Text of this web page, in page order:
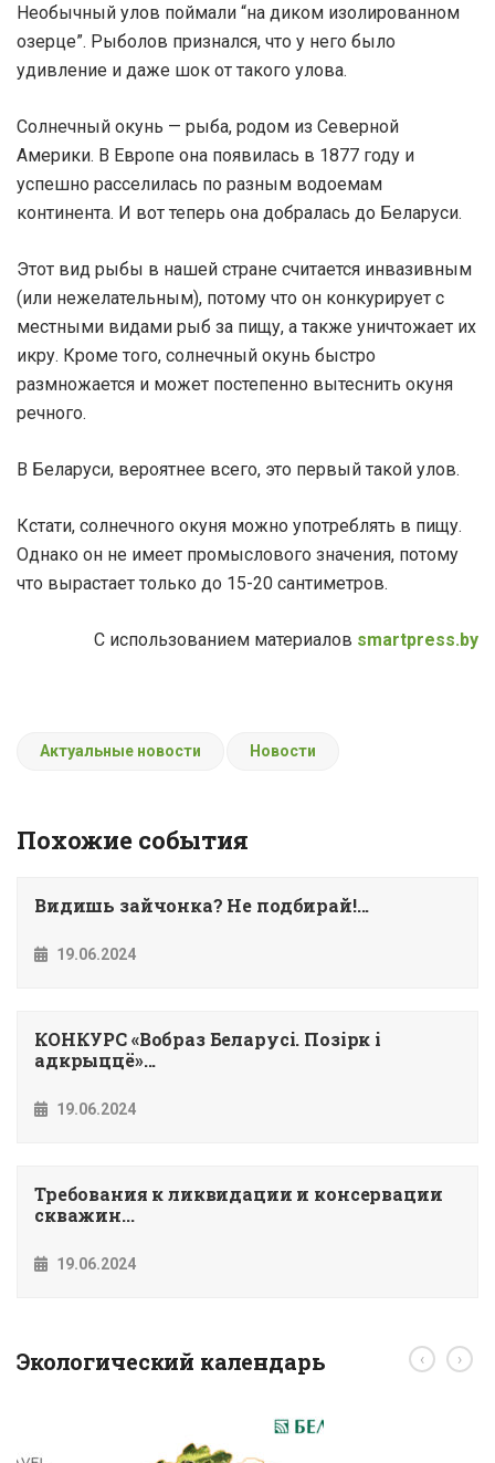
Необычный улов поймали “на диком изолированном
озерце”. Рыболов признался, что у него было
удивление и даже шок от такого улова.
Солнечный окунь — рыба, родом из Северной
Америки. В Европе она появилась в 1877 году и
успешно расселилась по разным водоемам
континента. И вот теперь она добралась до Беларуси.
Этот вид рыбы в нашей стране считается инвазивным
(или нежелательным), потому что он конкурирует с
местными видами рыб за пищу, а также уничтожает их
икру. Кроме того, солнечный окунь быстро
размножается и может постепенно вытеснить окуня
речного.
В Беларуси, вероятнее всего, это первый такой улов.
Кстати, солнечного окуня можно употреблять в пищу.
Однако он не имеет промыслового значения, потому
что вырастает только до 15-20 сантиметров.
С использованием материалов smartpress.by
Актуальные новости Новости
Похожие события
Видишь зайчонка? Не подбирай!...
19.06.2024
КОНКУРС «Вобраз Беларусi. Позiрк i
адкрыццё»...
19.06.2024
Требования к ликвидации и консервации
скважин...
19.06.2024
Экологический календарь ‹ ›